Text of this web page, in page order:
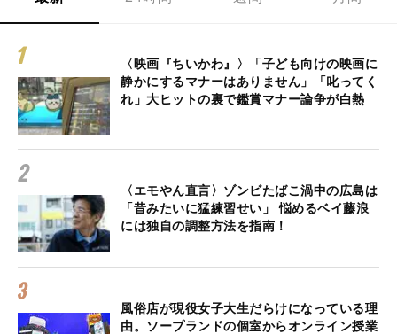
〈映画『ちいかわ』〉「子ども向けの映画に
静かにするマナーはありません」「叱ってく
れ」大ヒットの裏で鑑賞マナー論争が白熱
〈エモやん直言〉ゾンビたばこ渦中の広島は
「昔みたいに猛練習せい」 悩めるベイ藤浪
には独自の調整方法を指南！
風俗店が現役女子大生だらけになっている理
由。ソープランドの個室からオンライン授業